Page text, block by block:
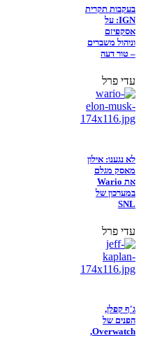
בעקבות תקרית
IGN: על
אסקפיזם
וניהול משברים
– טור דעה
עדי פרל
לא נגענו: אילון
מאסק מגלם
את Wario
במערכון של
SNL
עדי פרל
ג'ף קפלן,
הפנים של
Overwatch,